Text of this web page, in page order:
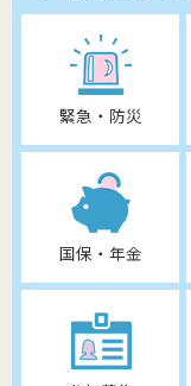
緊急・防災
国保・年金